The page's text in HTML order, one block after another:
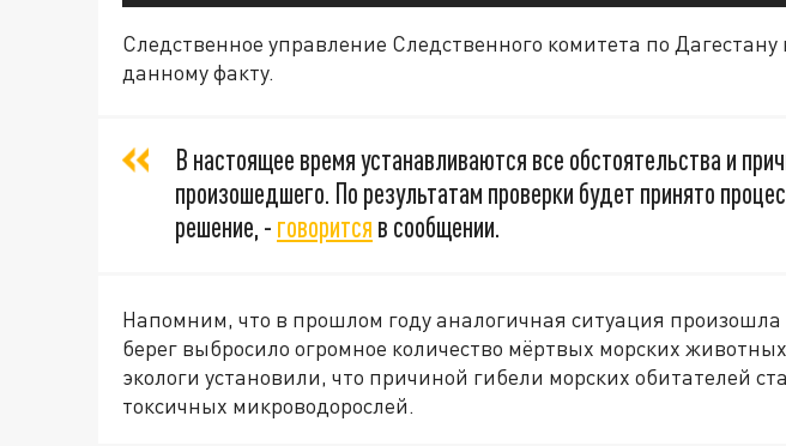
Следственное управление Следственного комитета по Дагестану
данному факту.
В настоящее время устанавливаются все обстоятельства и
произошедшего. По результатам проверки будет принято
решение, - говорится в сообщении.
Напомним, что в прошлом году аналогичная ситуация произошла
берег выбросило огромное количество мёртвых морских
экологи установили, что причиной гибели морских обитателей
токсичных микроводорослей.